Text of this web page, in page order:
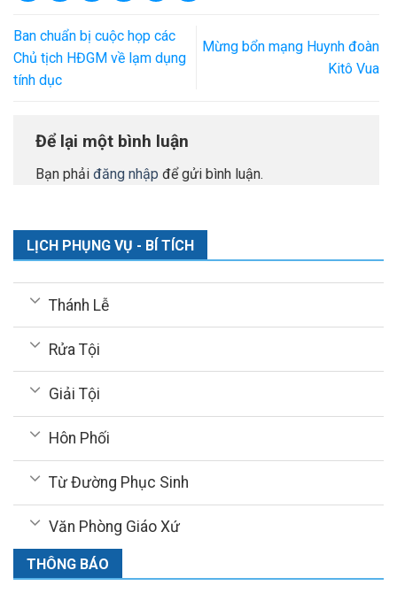
Ban chuẩn bị cuộc họp các
Chủ tịch HĐGM về lạm dụng
tính dục
Mừng bổn mạng Huynh đoàn
Kitô Vua
Để lại một bình luận
Bạn phải đăng nhập để gửi bình luận.
LỊCH PHỤNG VỤ - BÍ TÍCH
Thánh Lễ
Rửa Tội
Giải Tội
Hôn Phối
Từ Đường Phục Sinh
Văn Phòng Giáo Xứ
THÔNG BÁO